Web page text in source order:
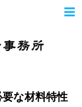
な材料特性